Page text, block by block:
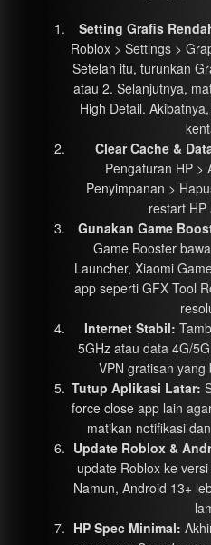
Setting Grafis
Roblox > Settings >
Setelah itu, turunkan
atau 2. Selanjutnya,
High Detail.
Clear Cache &
Pengaturan HP >
Penyimpanan >
restart
Gunakan Game
Game Booster
Launcher, Xiaomi
app seperti GFX Tool
Internet Stabil:
5GHz atau data 4G/
VPN gratisan yang
Tutup Aplikasi Latar:
force close app lain
matikan notifikasi
Update Roblox &
update Roblox ke
Namun, Android 13+
HP Spec Minimal: